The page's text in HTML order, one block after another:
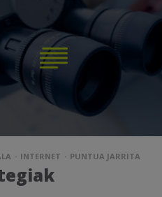
INTERNET PUNTUA JARRITA